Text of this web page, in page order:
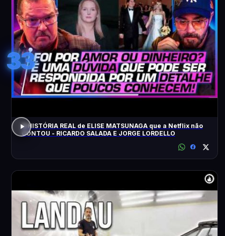
33
A HISTÓRIA REAL de ELISE MATSUNAGA que a Netflix não
CONTOU - RICARDO SALADA E JORGE LORDELLO